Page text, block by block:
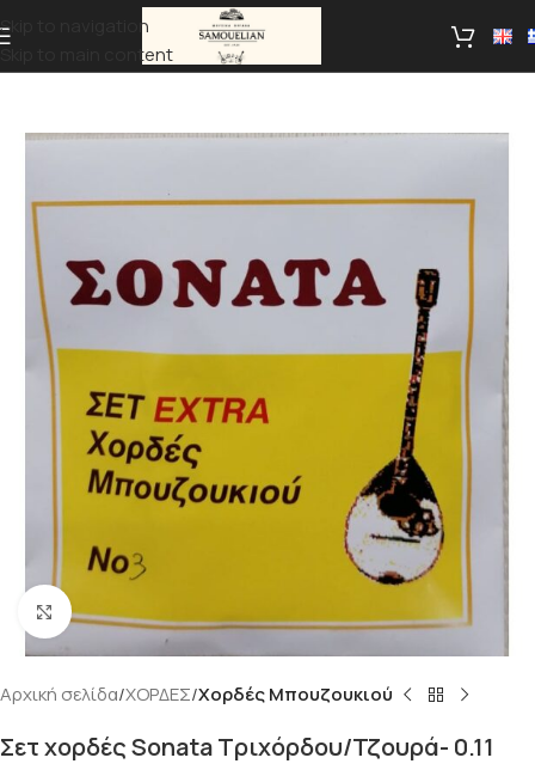
Skip to navigation
Skip to main content
Click to enlarge
Αρχική σελίδα ΧΟΡΔΕΣ Χορδές Μπουζουκιού
Σετ χορδές Sonata Τριχόρδου/Τζουρά- 0.11